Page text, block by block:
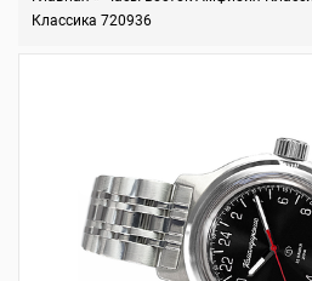
Классика 720936